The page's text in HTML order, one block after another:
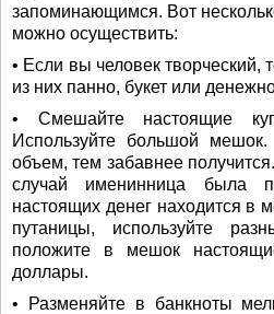
запоминающимся. Вот
можно осуществить:
• Если вы человек творческий,
из них панно, букет или
• Смешайте настоящие
Используйте большой
объем, тем забавнее
случай именинница была
настоящих денег находится
путаницы, используйте
положите в мешок
доллары.
• Разменяйте в банкноты